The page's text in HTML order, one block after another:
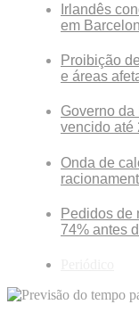
Irlandês
em
Proibição
e áreas
Governo
vencido até
Onda de
Pedidos de
74% antes